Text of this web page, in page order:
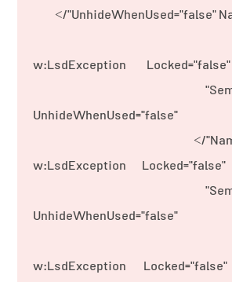
UnhideWhenUsed="false"
<w:LsdException
UnhideWhenUsed="false"
<w:LsdException
UnhideWhenUsed="false"
<w:LsdException